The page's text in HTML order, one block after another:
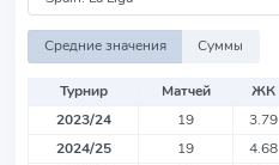
Средние значения Суммы
Турнир Матчей ЖК
2023/24
19 3.79
2024/25
19 4.68